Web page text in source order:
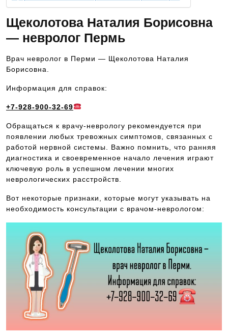
Щеколотова Наталия Борисовна
— невролог Пермь
Врач невролог в Перми — Щеколотова Наталия
Борисовна.
Информация для справок:
+7-928-900-32-69
Обращаться к врачу-неврологу рекомендуется при
появлении любых тревожных симптомов, связанных с
работой нервной системы. Важно помнить, что ранняя
диагностика и своевременное начало лечения играют
ключевую роль в успешном лечении многих
неврологических расстройств.
Вот некоторые признаки, которые могут указывать на
необходимость консультации с врачом-неврологом: